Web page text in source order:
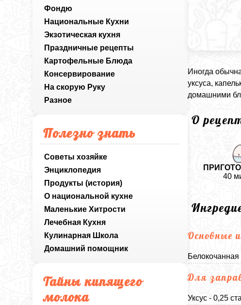
Фондю
Национальные Кухни
Экзотическая кухня
Праздничные рецепты
Картофельные Блюда
Консервирование
На скорую Руку
Разное
Полезно знать
Советы хозяйке
Энциклопедия
Продукты (история)
О национальной кухне
Маленькие Хитрости
Лечебная Кухня
Кулинарная Школа
Домашний помощник
Тайны кипящего
молока
Иногда
уксуса,
домашними
О
40
Основные
Для
Уксус - 0,25